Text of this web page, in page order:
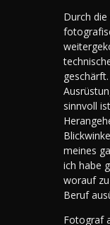
Durch
sinnvoll
meines
ich habe
worauf
Beruf
Fotograf